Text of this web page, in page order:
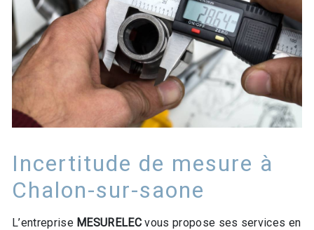
Incertitude de mesure à
Chalon-sur-saone
L’entreprise MESURELEC vous propose ses services en